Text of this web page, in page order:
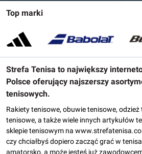
Top marki
Strefa Tenisa to największy
Polsce oferujący najszerszy
tenisowych.
Rakiety tenisowe, obuwie tenisowe,
tenisowe, a także wiele innych artykułów
sklepie tenisowym na
czy chciałbyś dopiero zacząć grać w
amatorsko, a może jesteś już